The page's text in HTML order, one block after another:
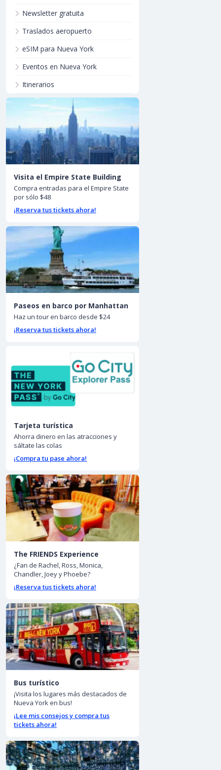
Newsletter gratuita
Traslados aeropuerto
eSIM para Nueva York
Eventos en Nueva York
Itinerarios
Visita el Empire State Building
Compra entradas para el Empire State
por sólo $48
¡Reserva tus tickets ahora!
Paseos en barco por Manhattan
Haz un tour en barco desde $24
¡Reserva tus tickets ahora!
Tarjeta turística
Ahorra dinero en las atracciones y
sáltate las colas
¡Compra tu pase ahora!
The FRIENDS Experience
¿Fan de Rachel, Ross, Monica,
Chandler, Joey y Phoebe?
¡Reserva tus tickets ahora!
Bus turístico
¡Visita los lugares más destacados de
Nueva York en bus!
¡Lee mis consejos y compra tus
tickets ahora!